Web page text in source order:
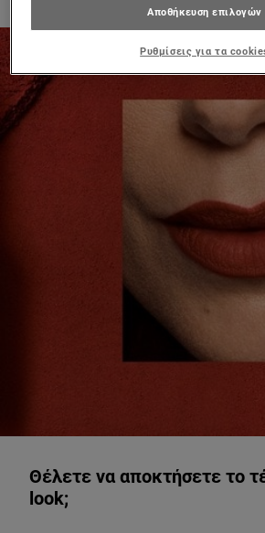
Θέλετε να αποκτήσετε το
look;
Αποθήκευση επιλογών
Ρυθμίσεις για τα